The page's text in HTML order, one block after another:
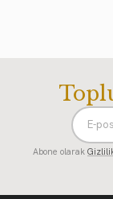
Abone olarak